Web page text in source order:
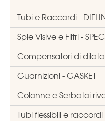
Tubi e Raccordi -
Spie Visive e Filtri -
Compensatori di
Guarnizioni - GASKET
Colonne e Serbatoi
Tubi flessibili e raccordi